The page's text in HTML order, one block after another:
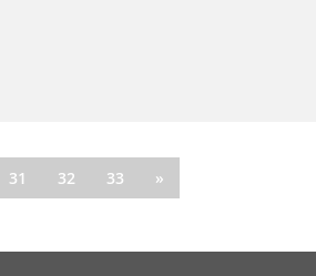
31 32 33 »